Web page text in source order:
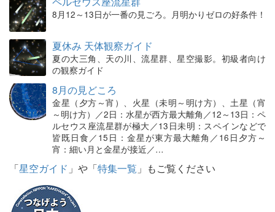
8月12～13日が一番の見ごろ。月明かりゼロの好条件！
夏休み 天体観察ガイド
夏の大三角、天の川、流星群、星空撮影。初級者向け
の観察ガイド
8月の見どころ
金星（夕方～宵）、火星（未明～明け方）、土星（宵
～明け方）／2日：水星が西方最大離角／12～13日：ペ
ルセウス座流星群が極大／13日未明：スペインなどで
皆既日食／15日：金星が東方最大離角／16日夕方～
宵：細い月と金星が接近／…
「星空ガイド 」や「特集一覧 」もご覧ください